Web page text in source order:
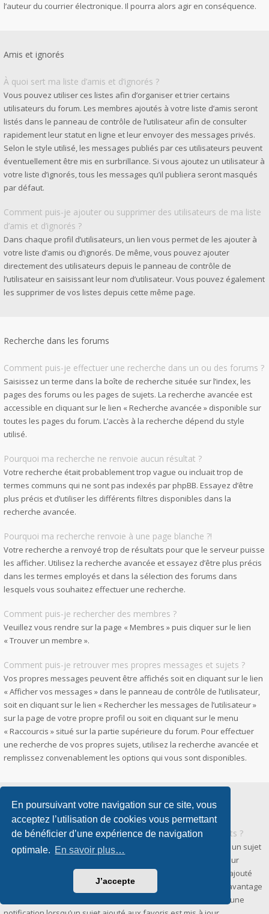
En poursuivant votre navigation sur ce site, vous
acceptez l’utilisation de cookies vous permettant
de bénéficier d’une expérience de navigation
optimale. En savoir plus…
J’accepte
l’auteur du courrier électronique. Il pourra alors agir en conséquence.
Amis et ignorés
À quoi sert ma liste d’amis et d’ignorés ?
Vous pouvez utiliser ces listes afin d’organiser et trier certains
utilisateurs du forum. Les membres ajoutés à votre liste d’amis seront
listés dans le panneau de contrôle de l’utilisateur afin de consulter
rapidement leur statut en ligne et leur envoyer des messages privés.
Selon le style utilisé, les messages publiés par ces utilisateurs peuvent
éventuellement être mis en surbrillance. Si vous ajoutez un utilisateur à
votre liste d’ignorés, tous les messages qu’il publiera seront masqués
par défaut.
Comment puis-je ajouter ou supprimer des utilisateurs de ma liste
d’amis et d’ignorés ?
Dans chaque profil d’utilisateurs, un lien vous permet de les ajouter à
votre liste d’amis ou d’ignorés. De même, vous pouvez ajouter
directement des utilisateurs depuis le panneau de contrôle de
l’utilisateur en saisissant leur nom d’utilisateur. Vous pouvez également
les supprimer de vos listes depuis cette même page.
Recherche dans les forums
Comment puis-je effectuer une recherche dans un ou des forums ?
Saisissez un terme dans la boîte de recherche située sur l’index, les
pages des forums ou les pages de sujets. La recherche avancée est
accessible en cliquant sur le lien « Recherche avancée » disponible sur
toutes les pages du forum. L’accès à la recherche dépend du style
utilisé.
Pourquoi ma recherche ne renvoie aucun résultat ?
Votre recherche était probablement trop vague ou incluait trop de
termes communs qui ne sont pas indexés par phpBB. Essayez d’être
plus précis et d’utiliser les différents filtres disponibles dans la
recherche avancée.
Pourquoi ma recherche renvoie à une page blanche ?!
Votre recherche a renvoyé trop de résultats pour que le serveur puisse
les afficher. Utilisez la recherche avancée et essayez d’être plus précis
dans les termes employés et dans la sélection des forums dans
lesquels vous souhaitez effectuer une recherche.
Comment puis-je rechercher des membres ?
Veuillez vous rendre sur la page « Membres » puis cliquer sur le lien
« Trouver un membre ».
Comment puis-je retrouver mes propres messages et sujets ?
Vos propres messages peuvent être affichés soit en cliquant sur le lien
« Afficher vos messages » dans le panneau de contrôle de l’utilisateur,
soit en cliquant sur le lien « Rechercher les messages de l’utilisateur »
sur la page de votre propre profil ou soit en cliquant sur le menu
« Raccourcis » situé sur la partie supérieure du forum. Pour effectuer
une recherche de vos propres sujets, utilisez la recherche avancée et
remplissez convenablement les options qui vous sont disponibles.
Favoris et abonnements
Quelle est la différence entre les favoris et les abonnements ?
Dans phpBB 3.0, la fonctionnalité qui vous permettait d’ajouter un sujet
aux favoris était similaire à celle présente dans votre navigateur
internet. Vous ne receviez aucune notification lorsqu’un sujet ajouté
aux favoris était mis à jour. Dans phpBB 3.2, les favoris sont davantage
similaires aux abonnements. Vous pouvez à présent recevoir une